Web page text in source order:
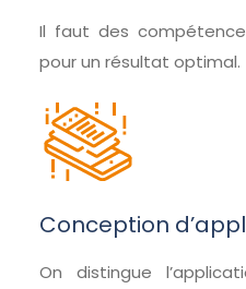
Il faut des
pour un résultat optimal.
Conception
On distingue